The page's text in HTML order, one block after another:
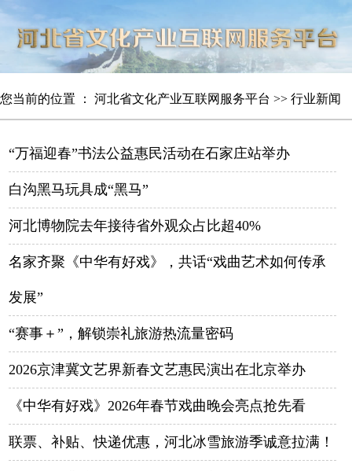
您当前的位置 ： 河北省文化产业互联网服务平台 >> 行业新闻
“万福迎春”书法公益惠民活动在石家庄站举办
白沟黑马玩具成“黑马”
河北博物院去年接待省外观众占比超40%
名家齐聚《中华有好戏》，共话“戏曲艺术如何传承
发展”
“赛事＋”，解锁崇礼旅游热流量密码
2026京津冀文艺界新春文艺惠民演出在北京举办
《中华有好戏》2026年春节戏曲晚会亮点抢先看
联票、补贴、快递优惠，河北冰雪旅游季诚意拉满！